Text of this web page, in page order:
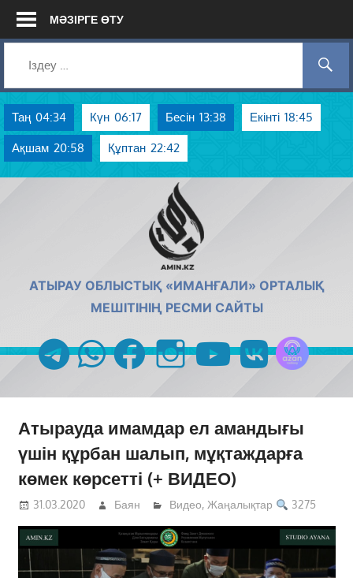
Skip
МӘЗІРГЕ ӨТУ
Таң 04:34 Күн 06:17 Бесін 13:38 Екінті 18:45
Ақшам 20:58 Құптан 22:42
АТЫРАУ ОБЛЫСТЫҚ «ИМАНҒАЛИ» ОРТАЛЫҚ
МЕШІТІНІҢ РЕСМИ САЙТЫ
telegramwhatsappfacebookinstagramyoutubevk
Атырауда имамдар ел амандығы
үшін құрбан шалып, мұқтаждарға
көмек көрсетті (+ ВИДЕО)
31.03.2020 Баян Видео, Жаңалықтар 3275